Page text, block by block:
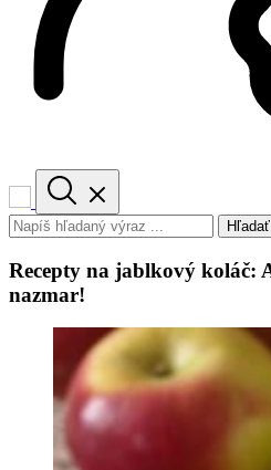
Hľadať
Recepty na jablkový koláč:
nazmar!